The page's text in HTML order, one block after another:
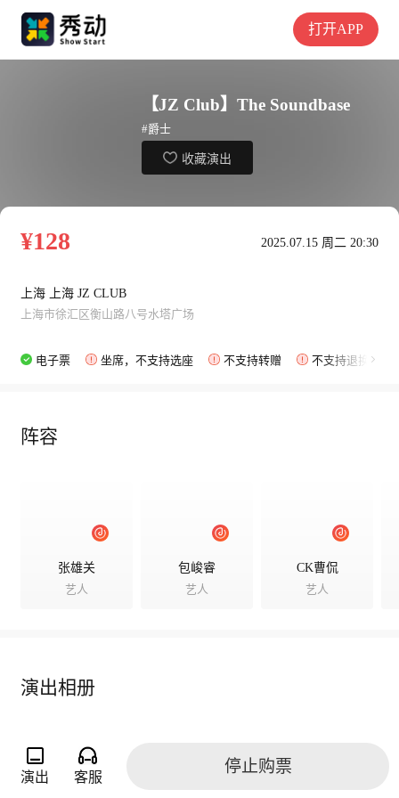
打开APP
【JZ Club】The Soundbase
#爵士
收藏演出
¥128 2025.07.15 周二 20:30
上海 上海 JZ CLUB
上海市徐汇区衡山路八号水塔广场
电子票 坐席，不支持选座 不支持转赠 不支持退换票
阵容
张雄关
艺人
包峻睿
艺人
CK曹侃
艺人
演出相册
演出 客服
停止购票